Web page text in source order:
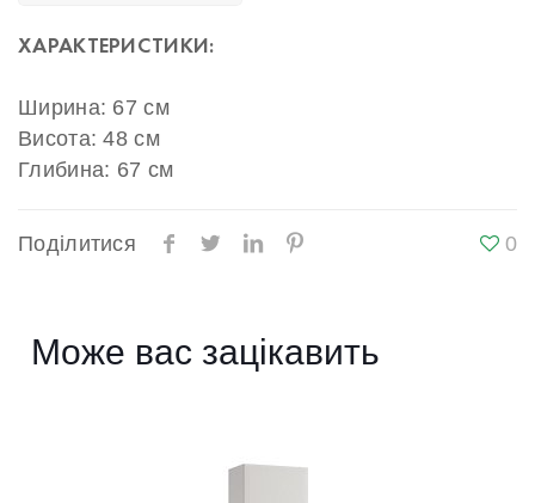
ХАРАКТЕРИСТИКИ:
Ширина: 67 см
Висота: 48 см
Глибина: 67 см
Поділитися 0
Може вас зацікавить